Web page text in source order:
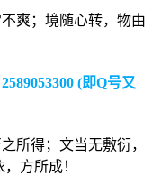
爽；境随心转，物由
(即Q号又
所得；文当无敷衍，
方所成！